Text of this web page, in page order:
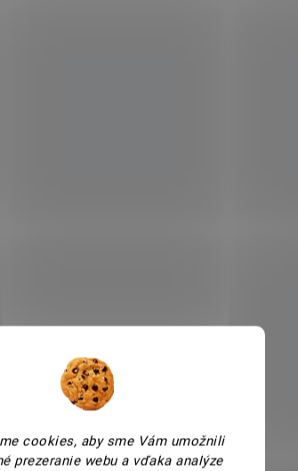
cookies, aby sme Vám umožnili
prezeranie webu a vďaka analýze